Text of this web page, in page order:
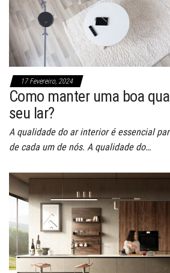
17 Fevereiro, 2024
Como manter uma boa
seu lar?
A qualidade do ar interior é essencial
de cada um de nós. A qualidade do…